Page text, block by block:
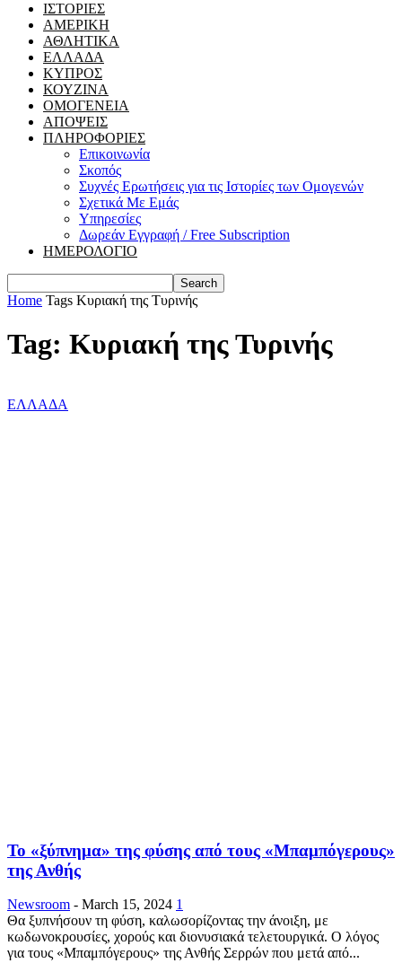
ΙΣΤΟΡΙΕΣ
ΑΜΕΡΙΚΗ
ΑΘΛΗΤΙΚΑ
ΕΛΛΑΔΑ
ΚΥΠΡΟΣ
ΚΟΥΖΙΝΑ
ΟΜΟΓΕΝΕΙΑ
ΑΠΟΨΕΙΣ
ΠΛΗΡΟΦΟΡΙΕΣ
Επικοινωνία
Σκοπός
Συχνές Ερωτήσεις για τις Ιστορίες των Ομογενών
Σχετικά Με Εμάς
Υπηρεσίες
Δωρεάν Εγγραφή / Free Subscription
ΗΜΕΡΟΛΟΓΙΟ
Home Tags Κυριακή της Τυρινής
Tag: Κυριακή της Τυρινής
ΕΛΛΑΔΑ
Το «ξύπνημα» της φύσης από τους «Μπαμπόγερους»
της Ανθής
Newsroom - March 15, 2024 1
Θα ξυπνήσουν τη φύση, καλωσορίζοντας την άνοιξη, με
κωδωνοκρουσίες, χορούς και διονυσιακά τελετουργικά. Ο λόγος
για τους «Μπαμπόγερους» της Ανθής Σερρών που μετά από...